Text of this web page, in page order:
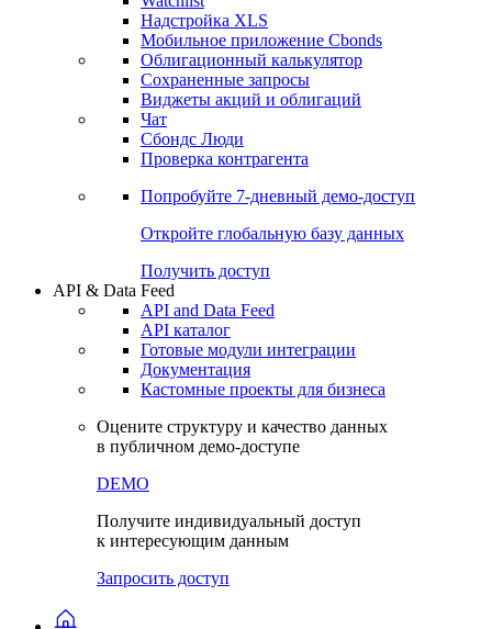
Получить доступ
Инструментарий
Портфель
Watchlist
Надстройка XLS
Мобильное приложение Cbonds
Облигационный калькулятор
Сохраненные запросы
Чат
Проверка контрагента
Попробуйте7-дневный
Откройте глобальную базу данных
Получить доступ
API & Data Feed
API and Data Feed
Готовые модули интеграции
Документация
в публичном демо-доступе